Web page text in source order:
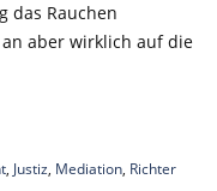
das Rauchen
aber wirklich auf die
, Justiz, Mediation, Richter